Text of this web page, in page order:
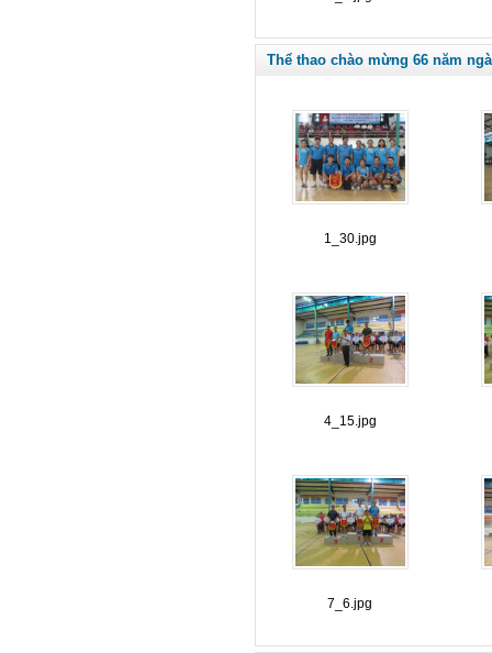
Thể thao chào mừng 66 năm
1_30.jpg
4_15.jpg
7_6.jpg